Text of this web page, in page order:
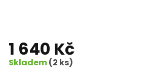
1 640 Kč
Skladem(2 ks)